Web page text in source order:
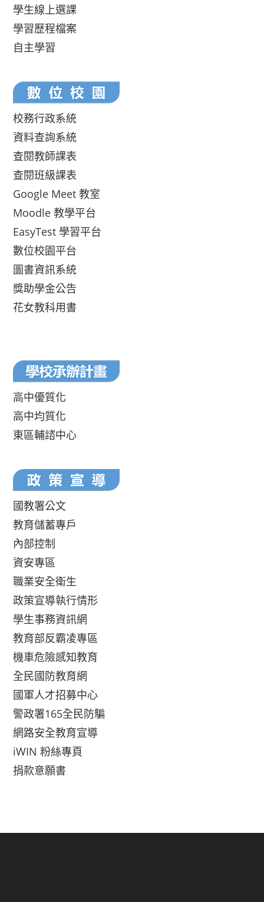
學生線上選課
學習歷程檔案
自主學習
校務行政系統
資料查詢系統
查閱教師課表
查閱班級課表
Google Meet 教室
Moodle 教學平台
EasyTest 學習平台
數位校園平台
圖書資訊系統
獎助學金公告
花女教科用書
高中優質化
高中均質化
東區輔諮中心
國教署公文
教育儲蓄專戶
內部控制
資安專區
職業安全衛生
政策宣導執行情形
學生事務資訊網
教育部反霸凌專區
機車危險感知教育
全民國防教育網
國軍人才招募中心
警政署165全民防騙
網路安全教育宣導
iWIN 粉絲專頁
捐款意願書